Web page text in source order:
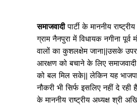
समाजवादीपार्टी के माननीय
ग्राम नैनपुरा में विधायक नगीना
वालों का कुशलक्षेम जाना||उसके
आरक्षण को बचाने के लिए
को बल मिल सके|| लेकिन यह
नौकरी भी सिर्फ इसलिए नहीं दे
के माननीय राष्ट्रीय अध्यक्ष श्री